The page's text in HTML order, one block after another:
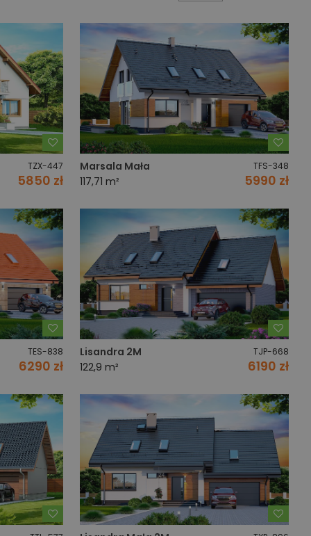
TZX-447
5850 zł
Dodaj do ulubionych
Marsala Mała
TFS-348
117,71 m² 5990 zł
TES-838
6290 zł
Dodaj do ulubionych
Lisandra 2M
TJP-668
122,9 m² 6190 zł
Dodaj do ulubionych